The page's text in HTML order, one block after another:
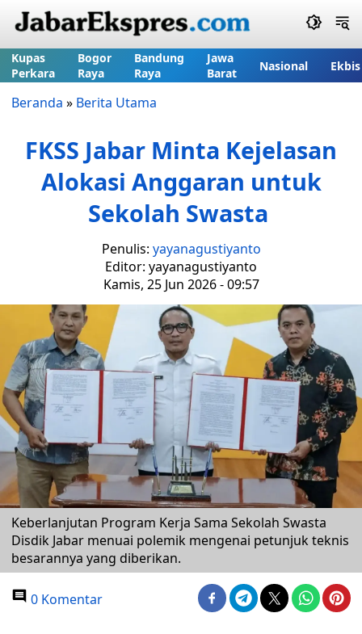
Kupas
Perkara
Bogor
Raya
Bandung
Raya
Jawa
Barat
Nasional Ekbis
Beranda » Berita Utama
FKSS Jabar Minta Kejelasan
Alokasi Anggaran untuk
Sekolah Swasta
Penulis: yayanagustiyanto
Editor: yayanagustiyanto
Kamis, 25 Jun 2026 - 09:57
Keberlanjutan Program Kerja Sama Sekolah Swasta
Disdik Jabar menuai polemik mengenai petunjuk teknis
besarannya yang diberikan.
0 Komentar